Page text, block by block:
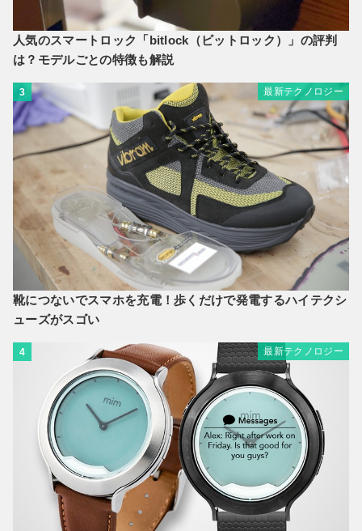
人気のスマートロック「bitlock（ビットロック）」の評判
は？モデルごとの特徴も解説
3 最新テクノロジー
靴につないでスマホを充電！歩くだけで発電するハイテクシ
ューズがスゴい
4 最新テクノロジー